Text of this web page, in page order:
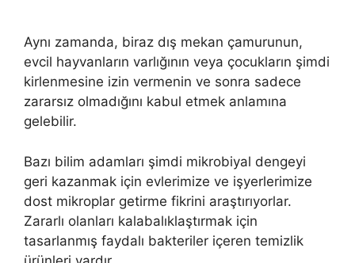
Aynı zamanda, biraz dış mekan çamurunun,
evcil hayvanların varlığının veya çocukların şimdi
kirlenmesine izin vermenin ve sonra sadece
zararsız olmadığını kabul etmek anlamına
gelebilir.
Bazı bilim adamları şimdi mikrobiyal dengeyi
geri kazanmak için evlerimize ve işyerlerimize
dost mikroplar getirme fikrini araştırıyorlar.
Zararlı olanları kalabalıklaştırmak için
tasarlanmış faydalı bakteriler içeren temizlik